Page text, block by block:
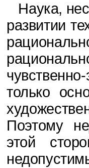
Наука,
развитии
только
Поэтому
этой